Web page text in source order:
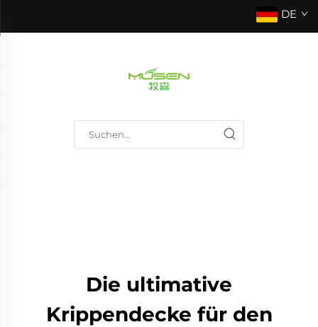
DE
Die ultimative
Krippendecke für den